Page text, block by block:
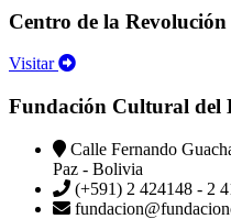
Centro de la
Visitar
Fundación Cultural del
Calle Fernando
Paz - Bolivia
(+591) 2 424148 - 2